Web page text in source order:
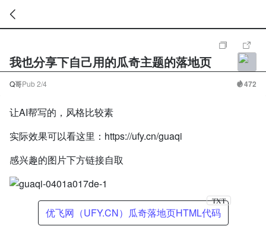
我也分享下自己用的瓜奇主题的落地页
Q哥Pub2/4 472
让AI帮写的，风格比较素
实际效果可以看这里：https://ufy.cn/guaqi
感兴趣的图片下方链接自取
优飞网（UFY.CN）瓜奇落地页HTML代码
TXT